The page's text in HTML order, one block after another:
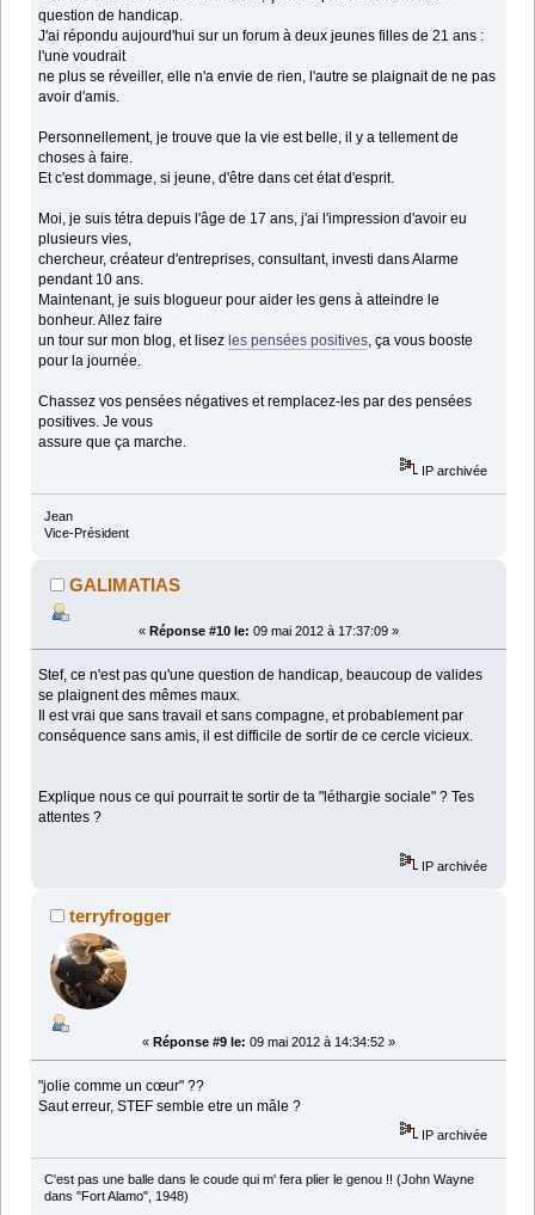
question de handicap.
J'ai répondu aujourd'hui sur un forum à deux jeunes filles de 21 ans :
l'une voudrait
ne plus se réveiller, elle n'a envie de rien, l'autre se plaignait de ne pas
avoir d'amis.
Personnellement, je trouve que la vie est belle, il y a tellement de
choses à faire.
Et c'est dommage, si jeune, d'être dans cet état d'esprit.
Moi, je suis tétra depuis l'âge de 17 ans, j'ai l'impression d'avoir eu
plusieurs vies,
chercheur, créateur d'entreprises, consultant, investi dans Alarme
pendant 10 ans.
Maintenant, je suis blogueur pour aider les gens à atteindre le
bonheur. Allez faire
un tour sur mon blog, et lisez les pensées positives, ça vous booste
pour la journée.
Chassez vos pensées négatives et remplacez-les par des pensées
positives. Je vous
assure que ça marche.
IP archivée
Jean
Vice-Président
GALIMATIAS
« Réponse #10 le: 09 mai 2012 à 17:37:09 »
Stef, ce n'est pas qu'une question de handicap, beaucoup de valides
se plaignent des mêmes maux.
Il est vrai que sans travail et sans compagne, et probablement par
conséquence sans amis, il est difficile de sortir de ce cercle vicieux.
Explique nous ce qui pourrait te sortir de ta "léthargie sociale" ? Tes
attentes ?
IP archivée
terryfrogger
« Réponse #9 le: 09 mai 2012 à 14:34:52 »
"jolie comme un cœur" ??
Saut erreur, STEF semble etre un mâle ?
IP archivée
C'est pas une balle dans le coude qui m' fera plier le genou !! (John Wayne
dans "Fort Alamo", 1948)